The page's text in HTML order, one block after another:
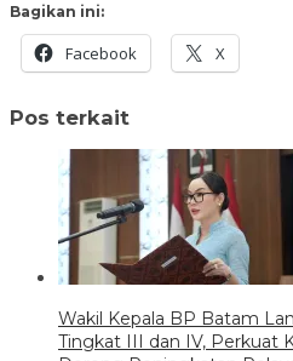
Bagikan ini:
Facebook X
Pos terkait
Wakil Kepala BP Batam
Tingkat III dan IV, Perkuat